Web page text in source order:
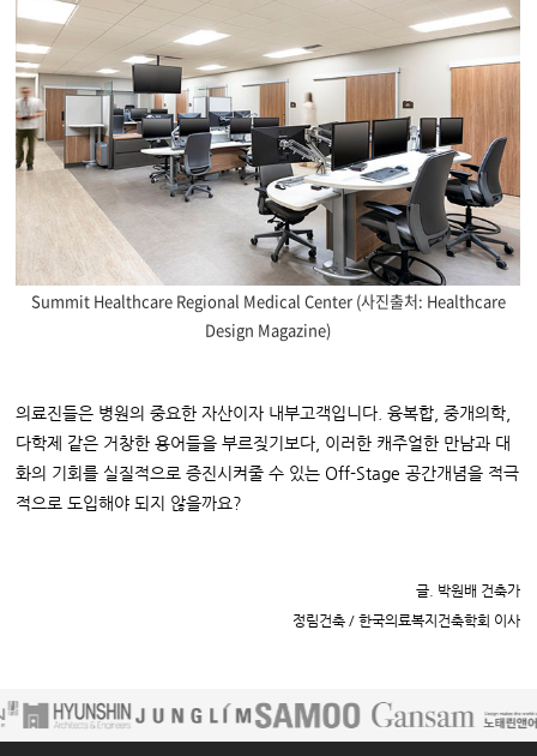
Summit Healthcare Regional Medical Center (사진출처: Healthcare
Design Magazine)
의료진들은 병원의 중요한 자산이자 내부고객입니다. 융복합, 중개의학,
다학제 같은 거창한 용어들을 부르짖기보다, 이러한 캐주얼한 만남과 대
화의 기회를 실질적으로 증진시켜줄 수 있는 Off-Stage 공간개념을 적극
적으로 도입해야 되지 않을까요?
글. 박원배 건축가
정림건축 / 한국의료복지건축학회 이사